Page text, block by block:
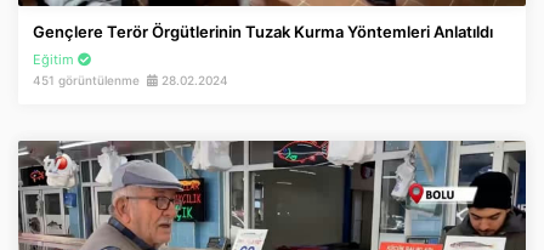
Gençlere Terör Örgütlerinin Tuzak Kurma Yöntemleri Anlatıldı
Eğitim
451 görüntülenme 28.02.2024